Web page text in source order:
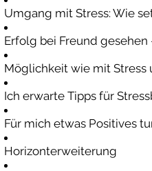
Umgang mit Stress: Wie
Erfolg bei Freund
Möglichkeit wie mit
Ich erwarte Tipps für
Für mich etwas Positives
Horizonterweiterung